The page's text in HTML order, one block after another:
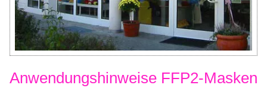
Anwendungshinweise FFP2-Masken